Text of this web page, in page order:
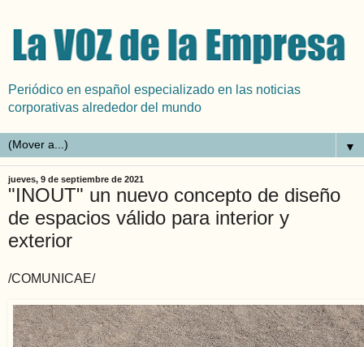
Periódico en español especializado en las noticias
corporativas alrededor del mundo
▼
jueves, 9 de septiembre de 2021
"INOUT" un nuevo concepto de diseño
de espacios válido para interior y
exterior
/COMUNICAE/